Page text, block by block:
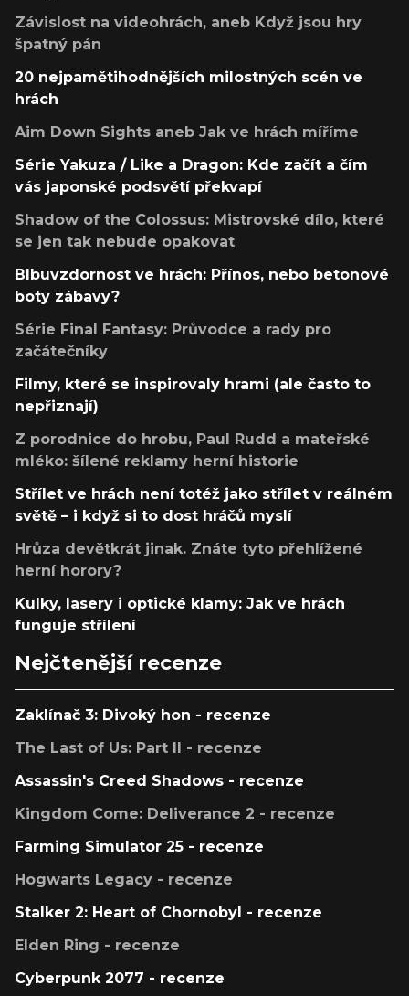
Závislost na videohrách, aneb Když jsou hry
špatný pán
20 nejpamětihodnějších milostných scén ve
hrách
Aim Down Sights aneb Jak ve hrách míříme
Série Yakuza / Like a Dragon: Kde začít a čím
vás japonské podsvětí překvapí
Shadow of the Colossus: Mistrovské dílo, které
se jen tak nebude opakovat
Blbuvzdornost ve hrách: Přínos, nebo betonové
boty zábavy?
Série Final Fantasy: Průvodce a rady pro
začátečníky
Filmy, které se inspirovaly hrami (ale často to
nepřiznají)
Z porodnice do hrobu, Paul Rudd a mateřské
mléko: šílené reklamy herní historie
Střílet ve hrách není totéž jako střílet v reálném
světě – i když si to dost hráčů myslí
Hrůza devětkrát jinak. Znáte tyto přehlížené
herní horory?
Kulky, lasery i optické klamy: Jak ve hrách
funguje střílení
Nejčtenější recenze
Zaklínač 3: Divoký hon - recenze
The Last of Us: Part II - recenze
Assassin's Creed Shadows - recenze
Kingdom Come: Deliverance 2 - recenze
Farming Simulator 25 - recenze
Hogwarts Legacy - recenze
Stalker 2: Heart of Chornobyl - recenze
Elden Ring - recenze
Cyberpunk 2077 - recenze